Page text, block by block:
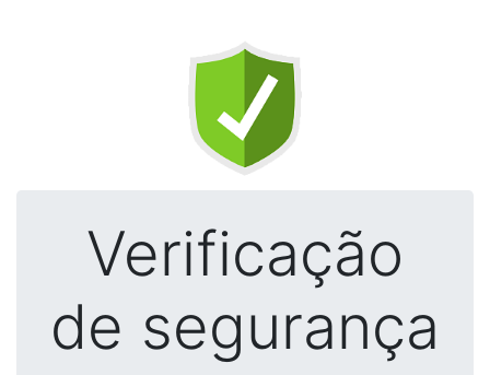
Verificação
de segurança